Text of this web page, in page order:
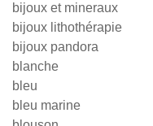
bijoux et mineraux
bijoux lithothérapie
bijoux pandora
blanche
bleu
bleu marine